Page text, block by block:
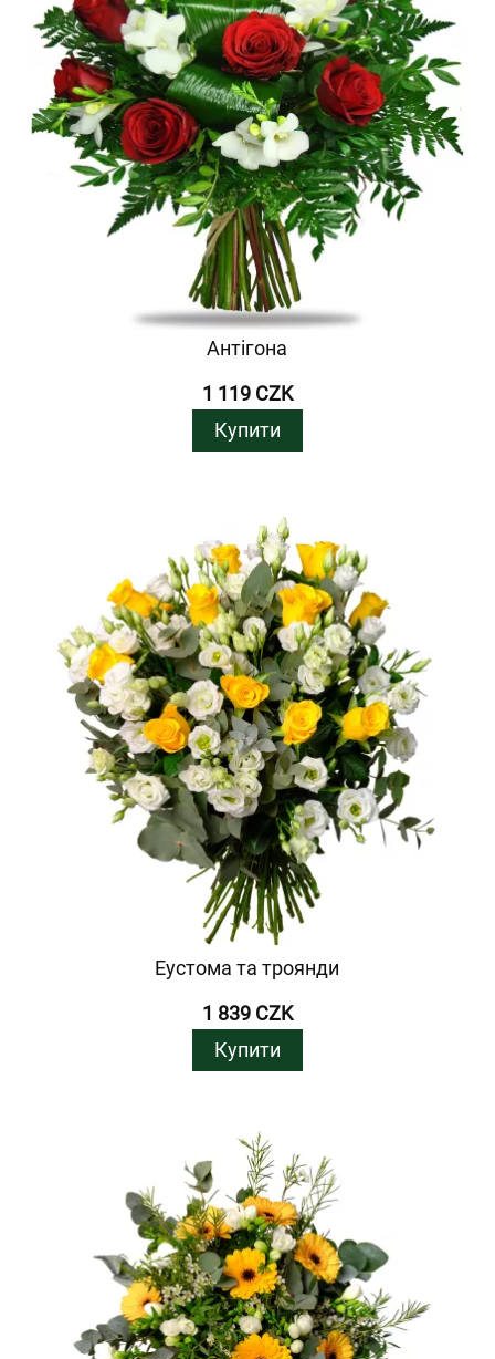
Антігона
1 119 CZK
Купити
Еустома та троянди
1 839 CZK
Купити